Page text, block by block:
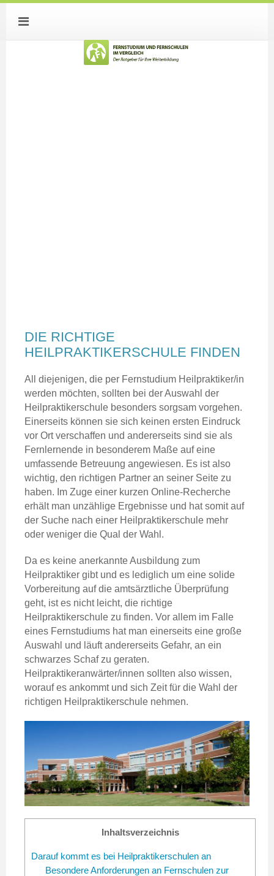
DIE RICHTIGE
HEILPRAKTIKERSCHULE FINDEN
All diejenigen, die per Fernstudium Heilpraktiker/in
werden möchten, sollten bei der Auswahl der
Heilpraktikerschule besonders sorgsam vorgehen.
Einerseits können sie sich keinen ersten Eindruck
vor Ort verschaffen und andererseits sind sie als
Fernlernende in besonderem Maße auf eine
umfassende Betreuung angewiesen. Es ist also
wichtig, den richtigen Partner an seiner Seite zu
haben. Im Zuge einer kurzen Online-Recherche
erhält man unzählige Ergebnisse und hat somit auf
der Suche nach einer Heilpraktikerschule mehr
oder weniger die Qual der Wahl.
Da es keine anerkannte Ausbildung zum
Heilpraktiker gibt und es lediglich um eine solide
Vorbereitung auf die amtsärztliche Überprüfung
geht, ist es nicht leicht, die richtige
Heilpraktikerschule zu finden. Vor allem im Falle
eines Fernstudiums hat man einerseits eine große
Auswahl und läuft andererseits Gefahr, an ein
schwarzes Schaf zu geraten.
Heilpraktikeranwärter/innen sollten also wissen,
worauf es ankommt und sich Zeit für die Wahl der
richtigen Heilpraktikerschule nehmen.
Inhaltsverzeichnis
Darauf kommt es bei Heilpraktikerschulen an
Besondere Anforderungen an Fernschulen zur